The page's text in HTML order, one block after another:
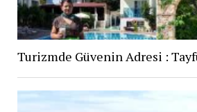
Turizmde Güvenin Adresi :